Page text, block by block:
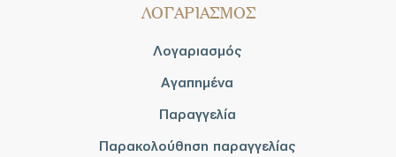
ΛΟΓΑΡΙΑΣΜΟΣ
Λογαριασμός
Αγαπημένα
Παραγγελία
Παρακολούθηση παραγγελίας